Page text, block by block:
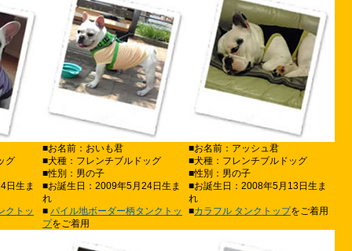
グ
日生ま
クトッ
■お名前：おいも君
■犬種：フレンチブルドッグ
■性別：男の子
■お誕生日：2009年5月24日生ま
れ
■ パイル地ボーダー柄タンクトッ
プをご着用
■お名前：アッシュ君
■犬種：フレンチブルドッグ
■性別：男の子
■お誕生日：2008年5月13日生ま
れ
■カラフル タンクトップをご着用